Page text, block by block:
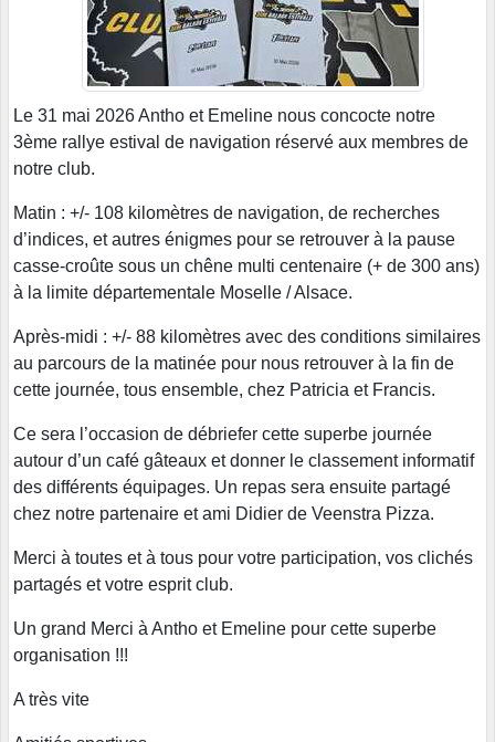
Le 31 mai 2026 Antho et Emeline nous concocte notre
3ème rallye estival de navigation réservé aux membres de
notre club.
Matin : +/- 108 kilomètres de navigation, de recherches
d’indices, et autres énigmes pour se retrouver à la pause
casse-croûte sous un chêne multi centenaire (+ de 300 ans)
à la limite départementale Moselle / Alsace.
Après-midi : +/- 88 kilomètres avec des conditions similaires
au parcours de la matinée pour nous retrouver à la fin de
cette journée, tous ensemble, chez Patricia et Francis.
Ce sera l’occasion de débriefer cette superbe journée
autour d’un café gâteaux et donner le classement informatif
des différents équipages. Un repas sera ensuite partagé
chez notre partenaire et ami Didier de Veenstra Pizza.
Merci à toutes et à tous pour votre participation, vos clichés
partagés et votre esprit club.
Un grand Merci à Antho et Emeline pour cette superbe
organisation !!!
A très vite